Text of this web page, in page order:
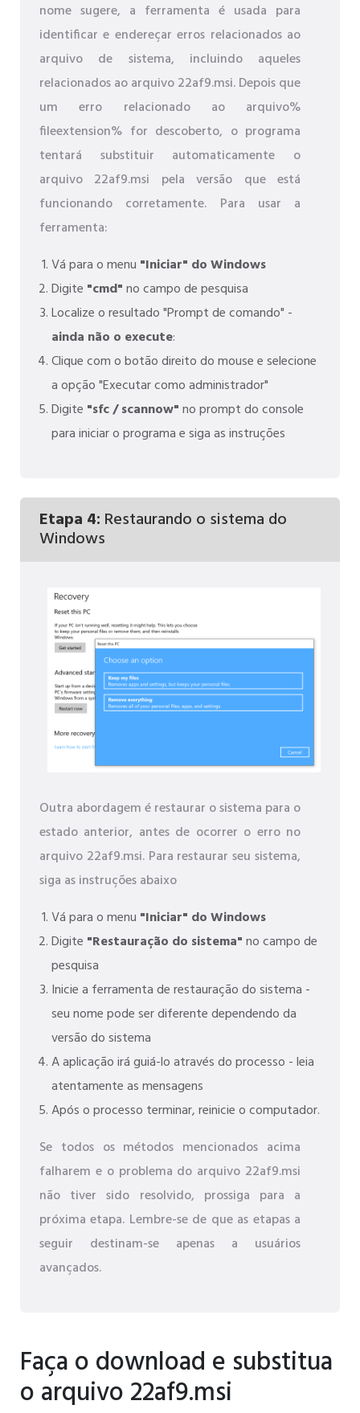
nome sugere, a ferramenta é usada para
identificar e endereçar erros relacionados ao
arquivo de sistema, incluindo aqueles
relacionados ao arquivo 22af9.msi. Depois que
um erro relacionado ao arquivo%
fileextension% for descoberto, o programa
tentará substituir automaticamente o
arquivo 22af9.msi pela versão que está
funcionando corretamente. Para usar a
ferramenta:
Vá para o menu "Iniciar" do Windows
Digite "cmd"no campo de pesquisa
Localize o resultado "Prompt de comando" -
ainda não o execute:
Clique com o botão direito do mouse e selecione
a opção "Executar como administrador"
Digite "sfc / scannow"no prompt do console
para iniciar o programa e siga as instruções
Etapa 4: Restaurando o sistema do
Windows
Outra abordagem é restaurar o sistema para o
estado anterior, antes de ocorrer o erro no
arquivo 22af9.msi. Para restaurar seu sistema,
siga as instruções abaixo
Vá para o menu "Iniciar" do Windows
Digite "Restauração do sistema"no campo de
pesquisa
Inicie a ferramenta de restauração do sistema -
seu nome pode ser diferente dependendo da
versão do sistema
A aplicação irá guiá-lo através do processo - leia
atentamente as mensagens
Após o processo terminar, reinicie o computador.
Se todos os métodos mencionados acima
falharem e o problema do arquivo 22af9.msi
não tiver sido resolvido, prossiga para a
próxima etapa. Lembre-se de que as etapas a
seguir destinam-se apenas a usuários
avançados.
Faça o download e substitua
o arquivo 22af9.msi